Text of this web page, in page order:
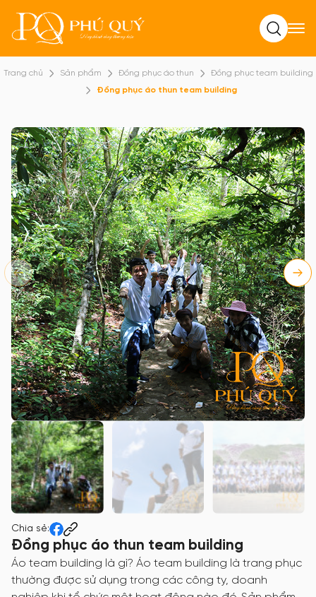
Tìm kiếm
Trang chủ Sản phẩm Đồng phục áo thun
Đồng phục team building
Đồng phục áo thun team building
Chia sẻ:
Đồng phục áo thun team building
Áo team building là gì? Áo team building là trang phục
thường được sử dụng trong các công ty, doanh